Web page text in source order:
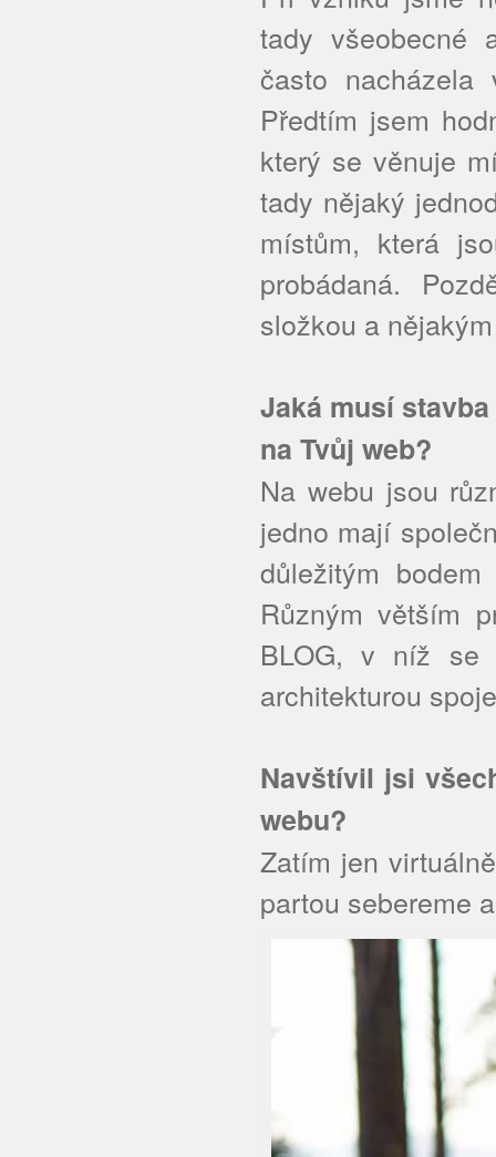
tady všeobecné
často
Předtím jsem
který se věnuje
tady nějaký
místům, která
probádaná.
složkou a
Jaká musí
na Tvůj web?
Na webu jsou
jedno mají
důležitým
Různým větším
BLOG, v níž se
architekturou
Navštívil jsi
webu?
Zatím jen
partou sebereme